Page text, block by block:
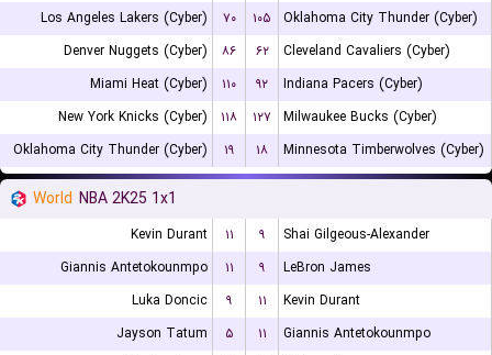
Los Angeles Lakers (Cyber)
۷۰ ۱۰۵
Oklahoma City Thunder (Cyber)
Denver Nuggets (Cyber)
۸۶ ۶۲
Cleveland Cavaliers (Cyber)
Miami Heat (Cyber)
۱۱۰ ۹۲
Indiana Pacers (Cyber)
New York Knicks (Cyber)
۱۱۸ ۱۲۷
Milwaukee Bucks (Cyber)
Oklahoma City Thunder (Cyber)
۱۹ ۱۸ Minnesota Timberwolves (Cyber)
World NBA 2K25 1x1
Kevin Durant ۱۱ ۹
Shai Gilgeous-Alexander
Giannis Antetokounmpo
۱۱ ۹
LeBron James
Luka Doncic
۹ ۱۱
Kevin Durant
Jayson Tatum
۵ ۱۱
Giannis Antetokounmpo